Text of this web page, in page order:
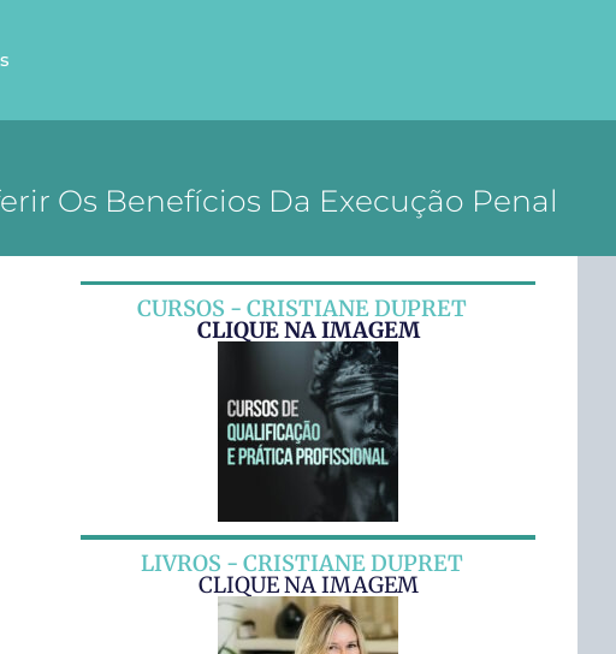
Os Benefícios Da Execução Penal
CURSOS - CRISTIANE DUPRET
CLIQUE NA IMAGEM
LIVROS - CRISTIANE DUPRET
CLIQUE NA IMAGEM